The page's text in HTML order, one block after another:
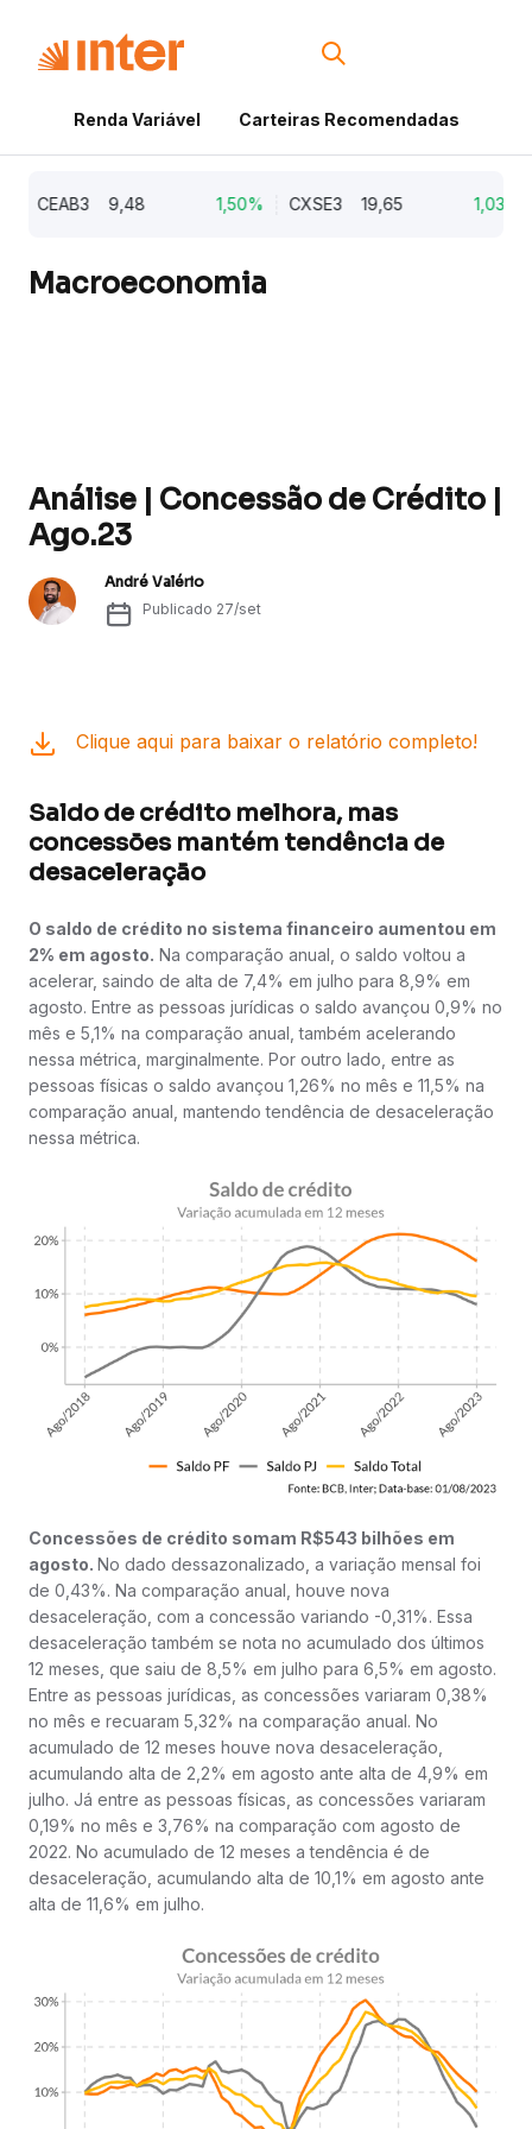
Renda Variável Carteiras Recomendadas
CEAB3 9,48 1,50% CXSE3 19,65 1,03%
Macroeconomia
Análise | Concessão de Crédito |
Ago.23
André Valério
Publicado 27/set
Clique aqui para baixar o relatório completo!
Saldo de crédito melhora, mas
concessões mantém tendência de
desaceleração
O saldo de crédito no sistema financeiro aumentou em
2% em agosto. Na comparação anual, o saldo voltou a
acelerar, saindo de alta de 7,4% em julho para 8,9% em
agosto. Entre as pessoas jurídicas o saldo avançou 0,9% no
mês e 5,1% na comparação anual, também acelerando
nessa métrica, marginalmente. Por outro lado, entre as
pessoas físicas o saldo avançou 1,26% no mês e 11,5% na
comparação anual, mantendo tendência de desaceleração
nessa métrica.
Concessões de crédito somam R$543 bilhões em
agosto. No dado dessazonalizado, a variação mensal foi
de 0,43%. Na comparação anual, houve nova
desaceleração, com a concessão variando -0,31%. Essa
desaceleração também se nota no acumulado dos últimos
12 meses, que saiu de 8,5% em julho para 6,5% em agosto.
Entre as pessoas jurídicas, as concessões variaram 0,38%
no mês e recuaram 5,32% na comparação anual. No
acumulado de 12 meses houve nova desaceleração,
acumulando alta de 2,2% em agosto ante alta de 4,9% em
julho. Já entre as pessoas físicas, as concessões variaram
0,19% no mês e 3,76% na comparação com agosto de
2022. No acumulado de 12 meses a tendência é de
desaceleração, acumulando alta de 10,1% em agosto ante
alta de 11,6% em julho.